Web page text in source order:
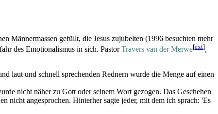
Männermassen gefüllt, die Jesus zujubelten (1996 besuchten mehr
des Emotionalismus in sich. PastorTravers van der Merwe[ext],
laut und schnell sprechenden Rednern wurde die Menge auf einen
nicht näher zu Gott oder seinem Wort gezogen. Das Geschehen
nicht angesprochen. Hinterher sagte jeder, mit dem ich sprach: 'Es